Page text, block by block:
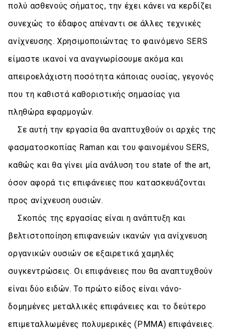
πολύ ασθενούς σήματος, την έχει κάνει να κερδίζει
συνεχώς το έδαφος απέναντι σε άλλες τεχνικές
ανίχνευσης. Χρησιμοποιώντας το φαινόμενο SERS
είμαστε ικανοί να αναγνωρίσουμε ακόμα και
απειροελάχιστη ποσότητα κάποιας ουσίας, γεγονός
που τη καθιστά καθοριστικής σημασίας για
πληθώρα εφαρμογών.
Σε αυτή την εργασία θα αναπτυχθούν οι αρχές της
φασματοσκοπίας Raman και του φαινομένου SERS,
καθώς και θα γίνει μία ανάλυση του state of the art,
όσον αφορά τις επιφάνειες που κατασκευάζονται
προς ανίχνευση ουσιών.
Σκοπός της εργασίας είναι η ανάπτυξη και
βελτιστοποίηση επιφανειών ικανών για ανίχνευση
οργανικών ουσιών σε εξαιρετικά χαμηλές
συγκεντρώσεις. Οι επιφάνειες που θα αναπτυχθούν
είναι δύο ειδών. Το πρώτο είδος είναι νάνο-
δομημένες μεταλλικές επιφάνειες και το δεύτερο
επιμεταλλωμένες πολυμερικές (PMMA) επιφάνειες.